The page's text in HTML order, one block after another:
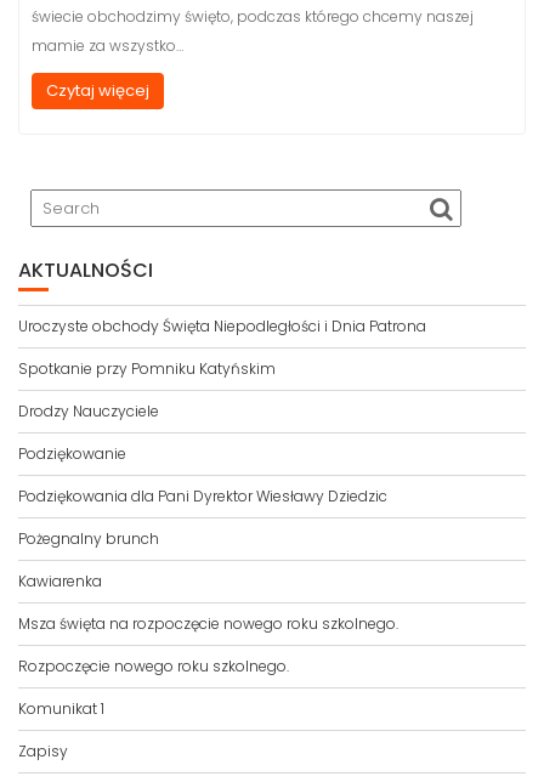
świecie obchodzimy święto, podczas którego chcemy naszej
mamie za wszystko…
Czytaj więcej
AKTUALNOŚCI
Uroczyste obchody Święta Niepodległości i Dnia Patrona
Spotkanie przy Pomniku Katyńskim
Drodzy Nauczyciele
Podziękowanie
Podziękowania dla Pani Dyrektor Wiesławy Dziedzic
Pożegnalny brunch
Kawiarenka
Msza święta na rozpoczęcie nowego roku szkolnego.
Rozpoczęcie nowego roku szkolnego.
Komunikat 1
Zapisy